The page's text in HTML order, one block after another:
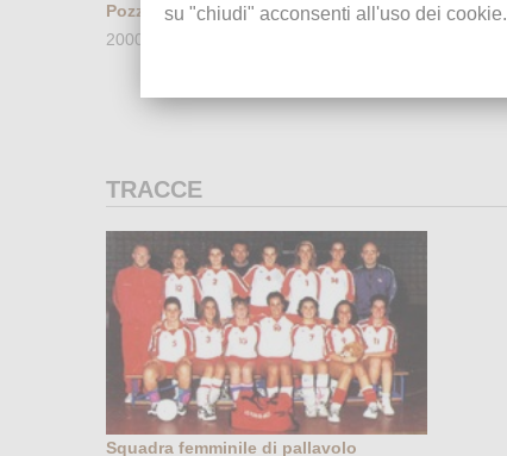
Pozzolo
2000
TRACCE
Squadra femminile di pallavolo
su "chiudi" acconsenti all'uso dei cookie.